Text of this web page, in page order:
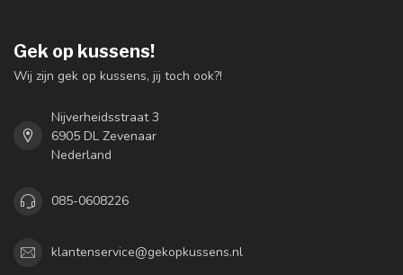
Gek op kussens!
Wij zijn gek op kussens, jij toch ook?!
Nijverheidsstraat 3
6905 DL Zevenaar
Nederland
085-0608226
klantenservice@gekopkussens.nl